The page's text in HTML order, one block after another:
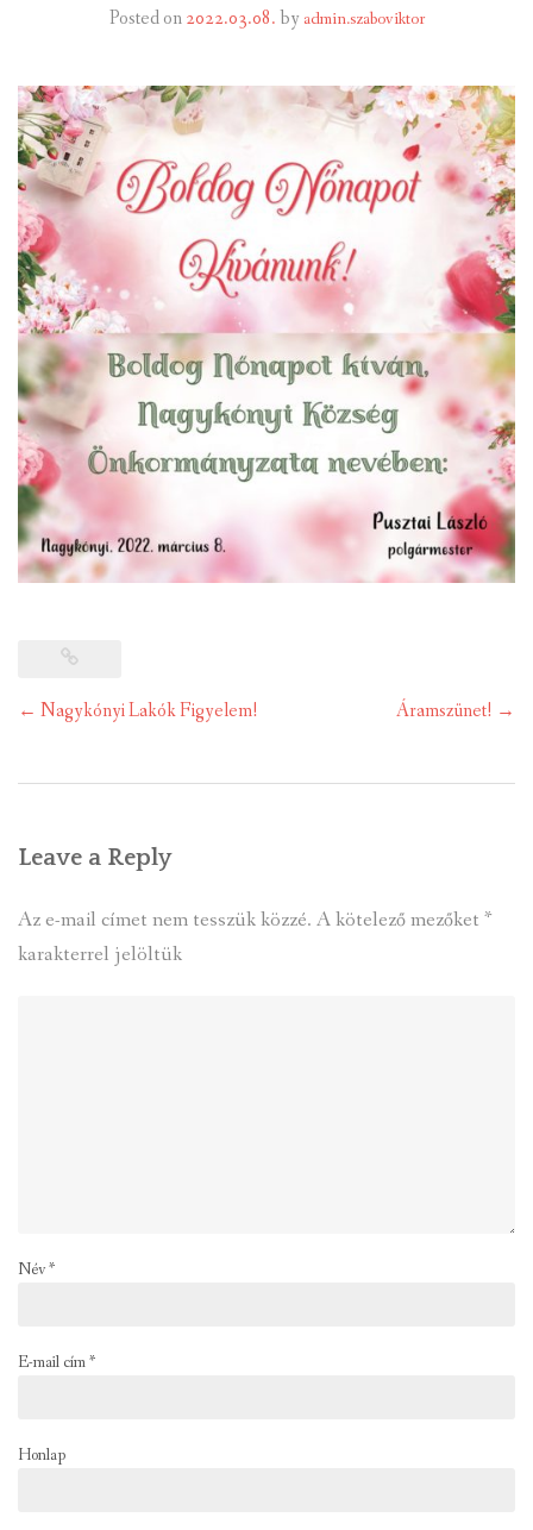
INFORMÁCIÓK
GALÉRIA
KAPCSOLAT
LETÖLTHETŐ NYOMTATVÁNYOK
VÁLASZTÁS 2026
TELEPÜLÉSIKÉPVISELŐI VAGYONNYILATKOZATOK – 2026.
ÉV
ROMA NEMZETISÉGI ÖNKORMÁNYZATI KÉPVISELŐK
VAGYONNYILATKOZATA – 2026. ÉV
Posted on2022.03.08.by admin.szaboviktor
Post
← Nagykónyi Lakók Figyelem! Áramszünet! →
Leave a Reply
Az e-mail címet nem tesszük közzé. A kötelező mezőket *
karakterrel jelöltük
Név*
E-mail cím*
Honlap